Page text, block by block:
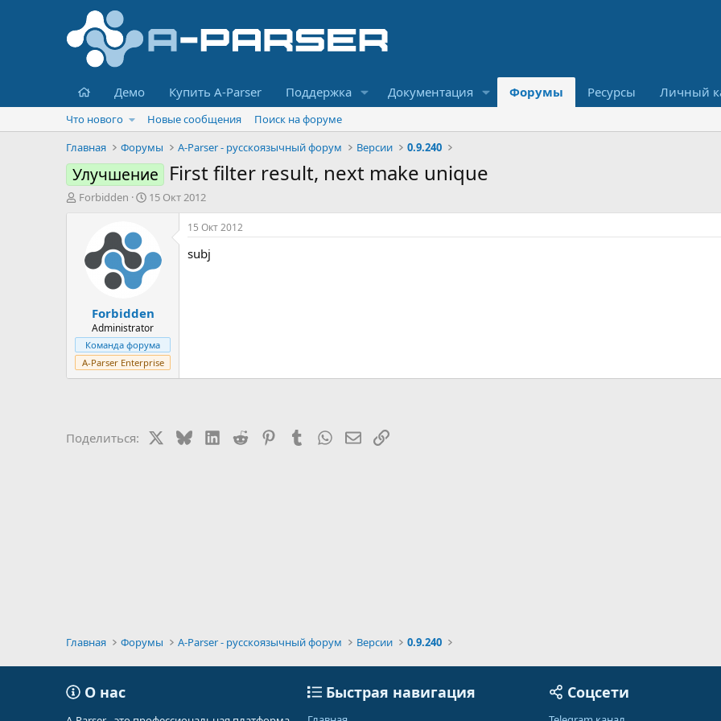
Главная
Демо Купить A-Parser Поддержка Документация Форумы Ресурсы Личный
Что нового Новые сообщения
Поиск на форуме
Главная
Форумы A-Parser - русскоязычный форум Версии 0.9.240
Улучшение First filter result, next make unique
А
Forbidden
Д
н
а
л
а
15 Окт 2012
Forbidden
Administrator
Команда форума
A-Parser Enterprise
15 Окт 2012
subj
Поделиться: BlueskyLinkedIn
Reddit PinterestTumblrWhatsAppЭлектронная почта
Ссылка
Главная Форумы A-Parser - русскоязычный форум Версии 0.9.240
О нас Быстрая навигация Соцсети